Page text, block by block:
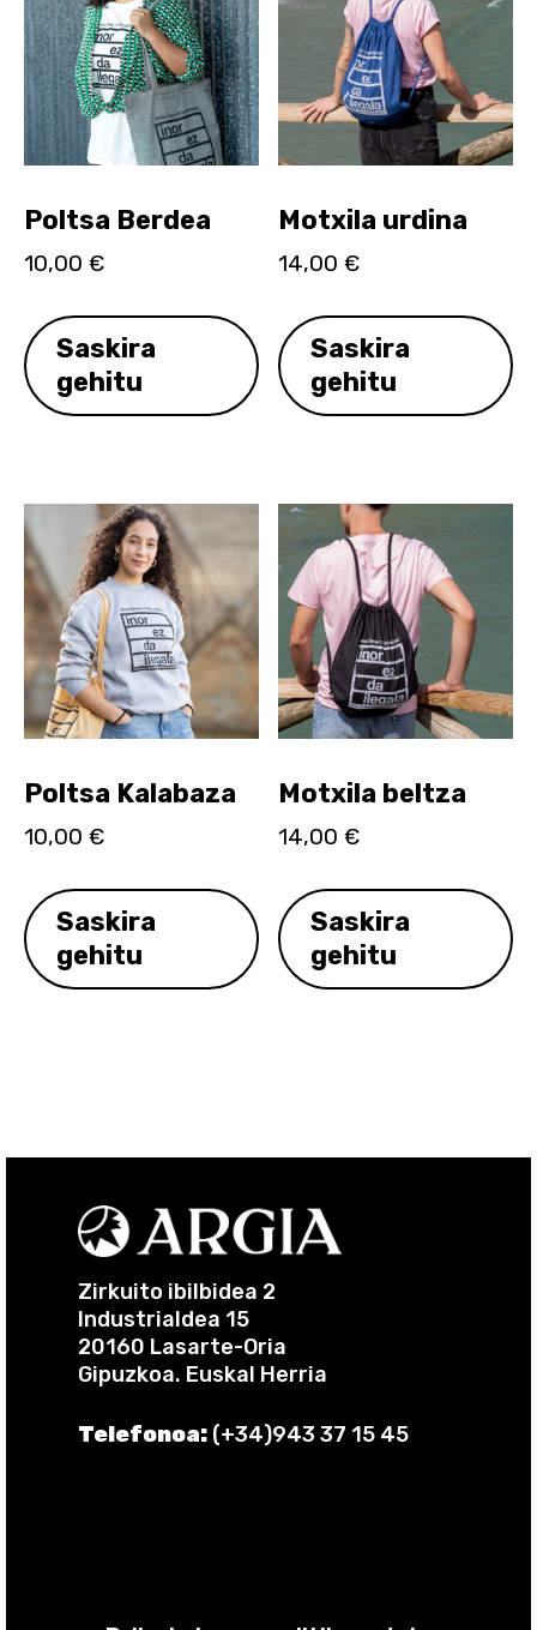
Poltsa Berdea
10,00 €
Saskira
gehitu
Motxila urdina
14,00€
Saskira
gehitu
Poltsa Kalabaza
10,00 €
Saskira
gehitu
Motxila beltza
14,00€
Saskira
gehitu
Zirkuito ibilbidea 2
Industrialdea 15
20160 Lasarte-Oria
Gipuzkoa. Euskal Herria
Telefonoa: (+34)943 37 15 45